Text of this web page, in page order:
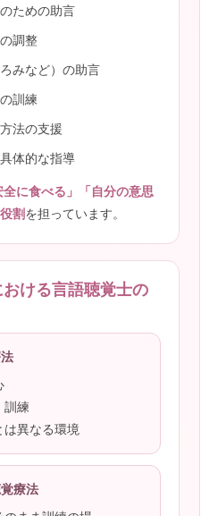
ための助言
調整
みなど）の助言
訓練
法の支援
体的な指導
全に食べる」「自分の意思
割を担っています。
ける言語聴覚士の
訓練
は異なる環境
療法